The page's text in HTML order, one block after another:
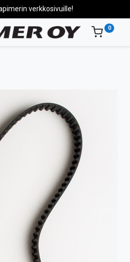
verkkosivuille!
0